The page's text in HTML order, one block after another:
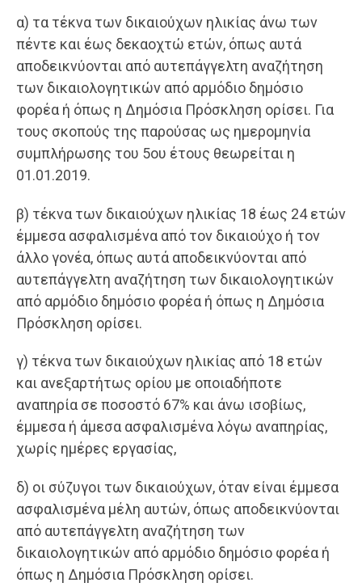
α) τα τέκνα των δικαιούχων ηλικίας άνω των
πέντε και έως δεκαοχτώ ετών, όπως αυτά
αποδεικνύονται από αυτεπάγγελτη αναζήτηση
των δικαιολογητικών από αρμόδιο δημόσιο
φορέα ή όπως η Δημόσια Πρόσκληση ορίσει. Για
τους σκοπούς της παρούσας ως ημερομηνία
συμπλήρωσης του 5ου έτους θεωρείται η
01.01.2019.
β) τέκνα των δικαιούχων ηλικίας 18 έως 24 ετών
έμμεσα ασφαλισμένα από τον δικαιούχο ή τον
άλλο γονέα, όπως αυτά αποδεικνύονται από
αυτεπάγγελτη αναζήτηση των δικαιολογητικών
από αρμόδιο δημόσιο φορέα ή όπως η Δημόσια
Πρόσκληση ορίσει.
γ) τέκνα των δικαιούχων ηλικίας από 18 ετών
και ανεξαρτήτως ορίου με οποιαδήποτε
αναπηρία σε ποσοστό 67% και άνω ισοβίως,
έμμεσα ή άμεσα ασφαλισμένα λόγω αναπηρίας,
χωρίς ημέρες εργασίας,
δ) οι σύζυγοι των δικαιούχων, όταν είναι έμμεσα
ασφαλισμένα μέλη αυτών, όπως αποδεικνύονται
από αυτεπάγγελτη αναζήτηση των
δικαιολογητικών από αρμόδιο δημόσιο φορέα ή
όπως η Δημόσια Πρόσκληση ορίσει.